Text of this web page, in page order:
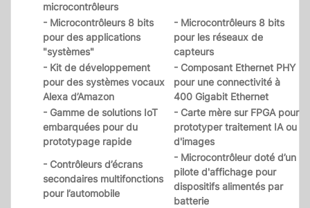
microcontrôleurs
- Microcontrôleurs 8 bits
pour des applications
"systèmes"
- Microcontrôleurs 8 bits
pour les réseaux de
capteurs
- Kit de développement
pour des systèmes vocaux
Alexa d’Amazon
- Composant Ethernet PHY
pour une connectivité à
400 Gigabit Ethernet
- Gamme de solutions IoT
embarquées pour du
prototypage rapide
- Carte mère sur FPGA pour
prototyper traitement IA ou
d'images
- Contrôleurs d’écrans
secondaires multifonctions
pour l’automobile
- Microcontrôleur doté d’un
pilote d'affichage pour
dispositifs alimentés par
batterie